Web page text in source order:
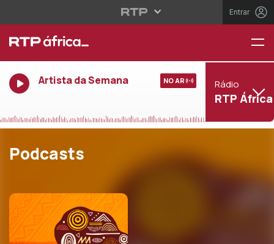
Entrar
Artista da Semana NO AR Rádio
RTP África
Podcasts